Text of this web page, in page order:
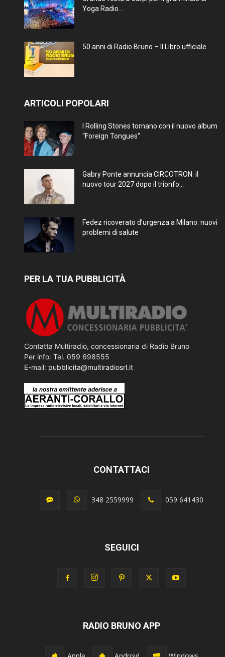
Yoga Radio...
50 anni di Radio Bruno – Il Libro ufficiale
ARTICOLI POPOLARI
I Rolling Stones tornano con il nuovo album
“Foreign Tongues”
Gabry Ponte annuncia CIRCOTRON: il
nuovo tour 2027 dopo il trionfo...
Fedez ricoverato d’urgenza a Milano: nuovi
problemi di salute
PER LA TUA PUBBLICITÀ
Contatta Multiradio, concessionaria di Radio Bruno
Per info: Tel. 059 698555
E-mail: pubblicita@multiradiosrl.it
CONTATTACI
348 2559999 059 641430
SEGUICI
RADIO BRUNO APP